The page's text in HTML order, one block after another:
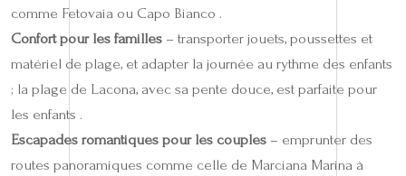
comme Fetovaia ou Capo Bianco .
Confort pour les familles – transporter jouets, poussettes et
matériel de plage, et adapter la journée au rythme des enfants
; la plage de Lacona, avec sa pente douce, est parfaite pour
les enfants .
Escapades romantiques pour les couples – emprunter des
routes panoramiques comme celle de Marciana Marina à